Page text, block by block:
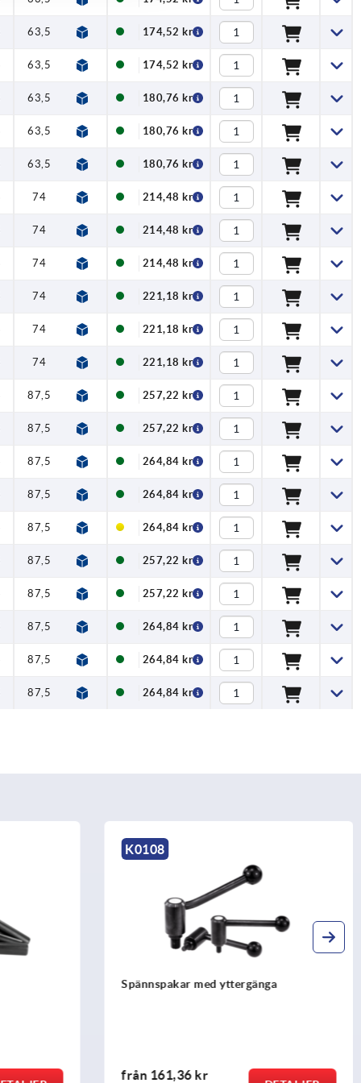
63,5 174,52 kr
63,5 174,52 kr
63,5 180,76 kr
63,5 180,76 kr
63,5 180,76 kr
74 214,48 kr
74 214,48 kr
74 214,48 kr
74 221,18 kr
74 221,18 kr
74 221,18 kr
87,5 257,22 kr
87,5 257,22 kr
87,5 264,84 kr
87,5 264,84 kr
87,5 264,84 kr
87,5 257,22 kr
87,5 257,22 kr
87,5 264,84 kr
87,5 264,84 kr
87,5 264,84 kr
K0108
Spännspakar med yttergänga
från 161,36 kr